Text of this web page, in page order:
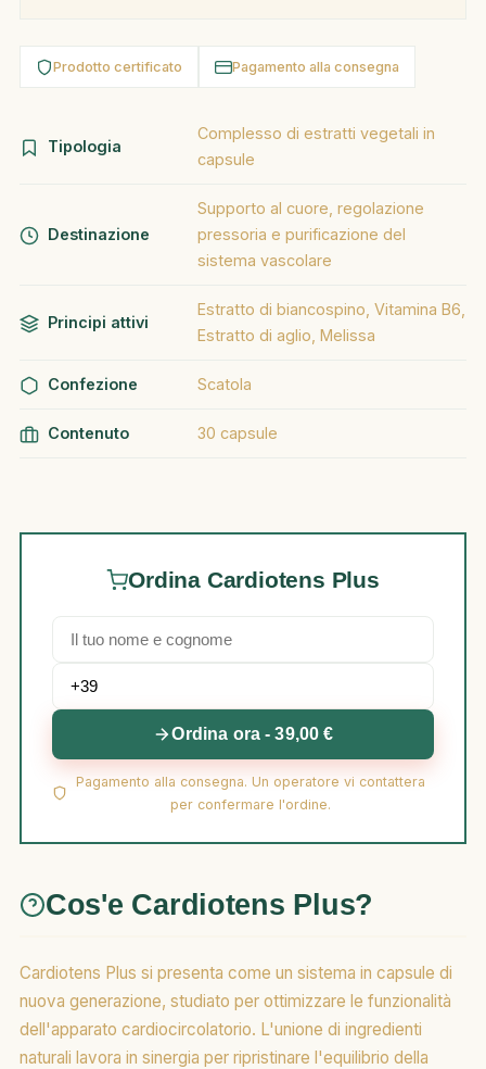
Prodotto certificato Pagamento alla consegna
Tipologia
Complesso di estratti vegetali in
capsule
Destinazione
Supporto al cuore, regolazione
pressoria e purificazione del
sistema vascolare
Principi attivi
Estratto di biancospino, Vitamina B6,
Estratto di aglio, Melissa
Confezione Scatola
Contenuto 30 capsule
Ordina Cardiotens Plus
Ordina ora - 39,00 €
Pagamento alla consegna. Un operatore vi contattera
per confermare l'ordine.
Cos'e Cardiotens Plus?
Cardiotens Plus si presenta come un sistema in capsule di
nuova generazione, studiato per ottimizzare le funzionalità
dell'apparato cardiocircolatorio. L'unione di ingredienti
naturali lavora in sinergia per ripristinare l'equilibrio della